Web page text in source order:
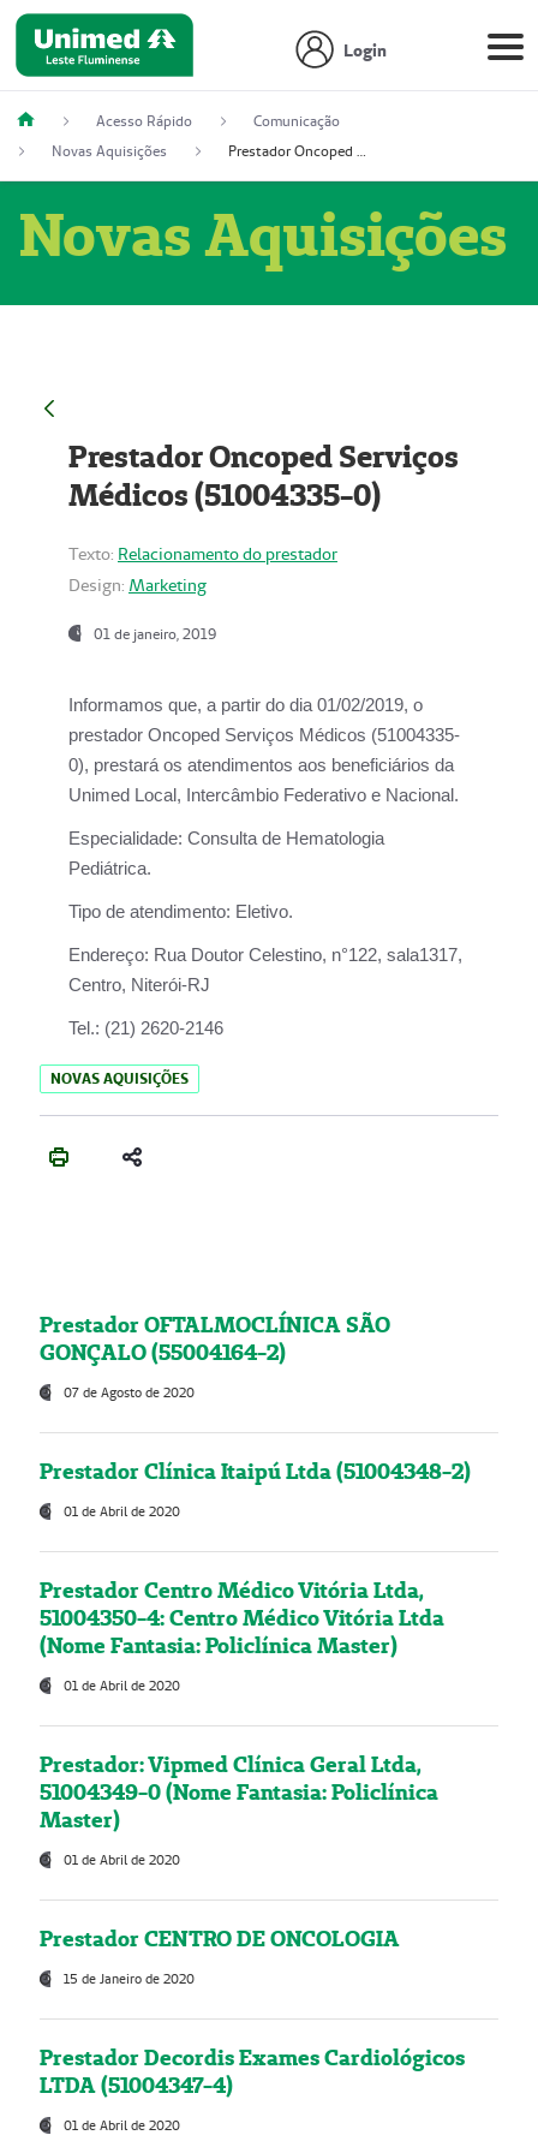
Login
Acesso Rápido
Comunicação
Novas Aquisições
Prestador Oncoped Serviços Médicos (51004335-0)
Novas Aquisições
Prestador Oncoped Serviços
Médicos (51004335-0)
Texto: Relacionamento do prestador
Design: Marketing
01 de janeiro, 2019
Informamos que, a partir do dia 01/02/2019, o
prestador Oncoped Serviços Médicos (51004335-
0), prestará os atendimentos aos beneficiários da
Unimed Local, Intercâmbio Federativo e Nacional.
Especialidade: Consulta de Hematologia
Pediátrica.
Tipo de atendimento: Eletivo.
Endereço: Rua Doutor Celestino, n°122, sala1317,
Centro, Niterói-RJ
Tel.: (21) 2620-2146
NOVAS AQUISIÇÕES
Prestador OFTALMOCLÍNICA SÃO
GONÇALO (55004164-2)
07 de Agosto de 2020
Prestador Clínica Itaipú Ltda (51004348-2)
01 de Abril de 2020
Prestador Centro Médico Vitória Ltda,
51004350-4: Centro Médico Vitória Ltda
(Nome Fantasia: Policlínica Master)
01 de Abril de 2020
Prestador: Vipmed Clínica Geral Ltda,
51004349-0 (Nome Fantasia: Policlínica
Master)
01 de Abril de 2020
Prestador CENTRO DE ONCOLOGIA
15 de Janeiro de 2020
Prestador Decordis Exames Cardiológicos
LTDA (51004347-4)
01 de Abril de 2020